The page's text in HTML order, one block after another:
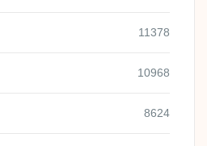
11378
10968
8624